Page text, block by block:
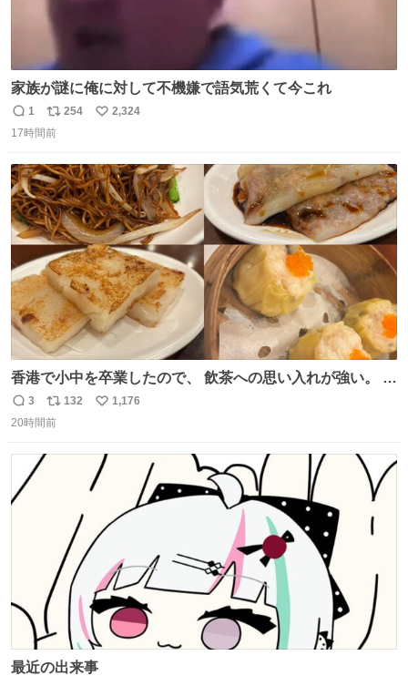
家族が謎に俺に対して不機嫌で語気荒くて今これ
返
信
1
リ
ポ
ト
数
254
い
数
2,324
17時間前
香港で小中を卒業したので、 飲茶への思い入れが強い。 常
に現地の味を探している。 横浜中華街まで行き、店を厳選
すれば流石に出会えるけど、もっと近場で気軽に行ける店
たけど、 総合的には満足。
返
信
3
リ
ポ
132
い
数
1,176
20時間前
最近の出来事